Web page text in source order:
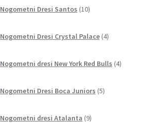
Nogometni Dresi Santos 10izdelkov
Nogometni Dresi Crystal Palace 4izdelki
Nogometni dresi New York Red Bulls 4izdelki
Nogometni Dresi Boca Juniors 5izdelkov
Nogometni dresi Atalanta 9